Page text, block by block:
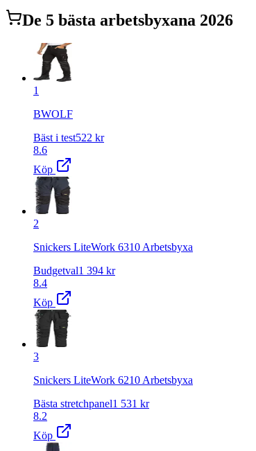
De 5 bästa arbetsbyxana 2026
1
BWOLF
Bäst i test522 kr
8.6
Köp
2
Snickers LiteWork 6310 Arbetsbyxa
Budgetval1 394 kr
8.4
Köp
3
Snickers LiteWork 6210 Arbetsbyxa
Bästa stretchpanel1 531 kr
8.2
Köp